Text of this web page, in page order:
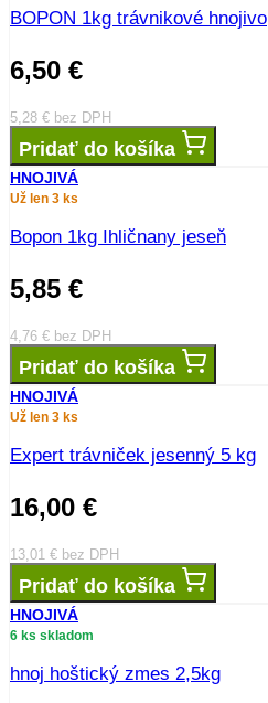
BOPON 1kg trávnikové hnojivo
6,50 €
5,28 € bez DPH
Pridať do košíka
HNOJIVÁ
Už len 3 ks
Bopon 1kg Ihličnany jeseň
5,85 €
4,76 € bez DPH
Pridať do košíka
HNOJIVÁ
Už len 3 ks
Expert trávniček jesenný 5 kg
16,00 €
13,01 € bez DPH
Pridať do košíka
HNOJIVÁ
6 ks skladom
hnoj hoštický zmes 2,5kg